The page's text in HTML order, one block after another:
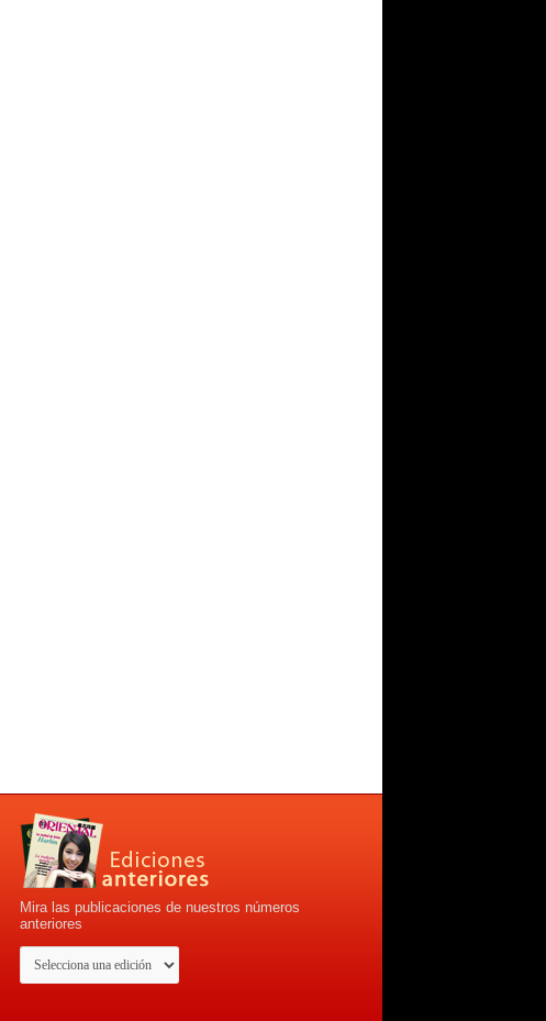
Mira las publicaciones de nuestros números
anteriores